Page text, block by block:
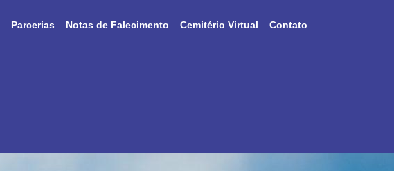
Parcerias Notas de Falecimento Cemitério Virtual Contato